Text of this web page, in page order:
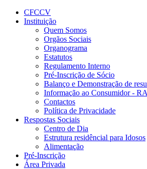
CFCCV
Instituição
Quem Somos
Orgãos Sociais
Organograma
Estatutos
Regulamento Interno
Pré-Inscrição de Sócio
Balanço e Demonstração de
Informação ao Consumidor -
Contactos
Política de Privacidade
Respostas Sociais
Centro de Dia
Estrutura residêncial para Idosos
Alimentação
Pré-Inscrição
Área Privada